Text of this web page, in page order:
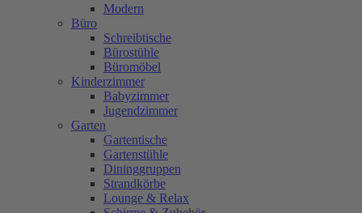
Modern
Büro
Schreibtische
Bürostühle
Büromöbel
Kinderzimmer
Babyzimmer
Jugendzimmer
Garten
Gartentische
Gartenstühle
Dininggruppen
Strandkörbe
Lounge & Relax